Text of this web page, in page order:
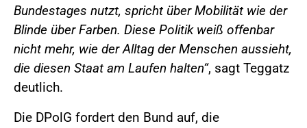
Bundestages nutzt, spricht über Mobilität wie der
Blinde über Farben. Diese Politik weiß offenbar
nicht mehr, wie der Alltag der Menschen aussieht,
die diesen Staat am Laufen halten“, sagt Teggatz
deutlich.
Die DPolG fordert den Bund auf, die